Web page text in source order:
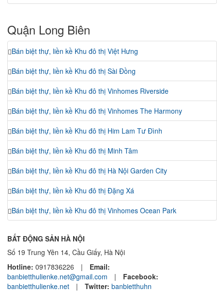
Quận Long Biên
Bán biệt thự, liền kề Khu đô thị Việt Hưng
Bán biệt thự, liền kề Khu đô thị Sài Đồng
Bán biệt thự, liền kề Khu đô thị Vinhomes Riverside
Bán biệt thự, liền kề Khu đô thị Vinhomes The Harmony
Bán biệt thự, liền kề Khu đô thị Him Lam Tư Đình
Bán biệt thự, liền kề Khu đô thị Minh Tâm
Bán biệt thự, liền kề Khu đô thị Hà Nội Garden City
Bán biệt thự, liền kề Khu đô thị Đặng Xá
Bán biệt thự, liền kề Khu đô thị Vinhomes Ocean Park
BẤT ĐỘNG SẢN HÀ NỘI
Số 19 Trung Yên 14, Cầu Giấy, Hà Nội
Hotline: 0917836226 |
Email:
banbietthulienke.net@gmail.com
|
Facebook:
banbietthulienke.net
| Twitter: banbietthuhn